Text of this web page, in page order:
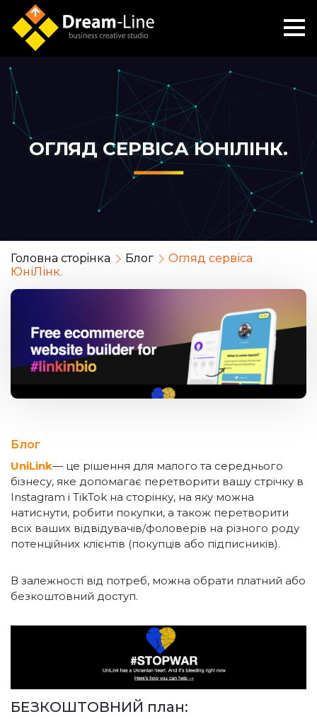
ОГЛЯД СЕРВІСА ЮНІЛІНК.
Головна сторiнка Блог
Огляд сервіса
ЮніЛінк.
Блог
UniLink— це рішення для малого та середнього
бізнесу, яке допомагає перетворити вашу стрічку в
Instagram і TikTok на сторінку, на яку можна
натиснути, робити покупки, а також перетворити
всіх ваших відвідувачів/фоловерів на різного роду
потенційних клієнтів (покупців або підписників).
В залежності від потреб, можна обрати платний або
безкоштовний доступ.
БЕЗКОШТОВНИЙ план: